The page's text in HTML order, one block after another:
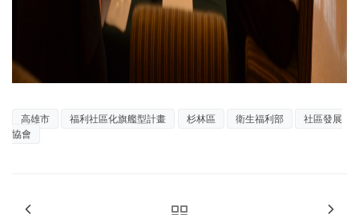
高雄市 福利社區化旗艦型計畫 杉林區 衛生福利部
社區發展
協會